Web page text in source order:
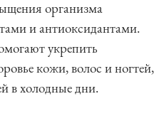
организма
и антиоксидантами.
укрепить
кожи, волос и ногтей,
в холодные дни.